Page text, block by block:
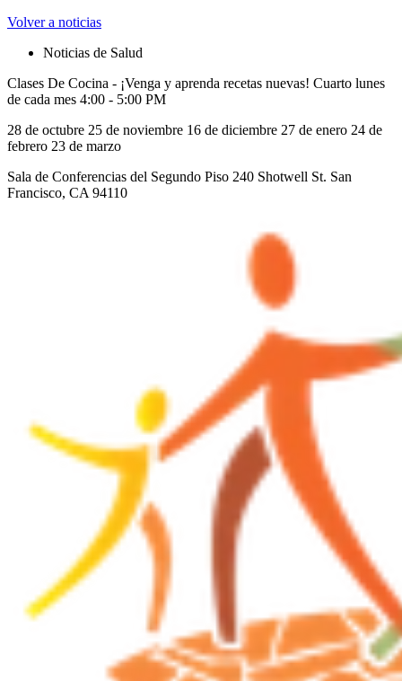
Volver a noticias
Noticias de Salud
Clases De Cocina - ¡Venga y aprenda recetas nuevas! Cuarto lunes
de cada mes 4:00 - 5:00 PM
28 de octubre 25 de noviembre 16 de diciembre 27 de enero 24 de
febrero 23 de marzo
Sala de Conferencias del Segundo Piso 240 Shotwell St. San
Francisco, CA 94110